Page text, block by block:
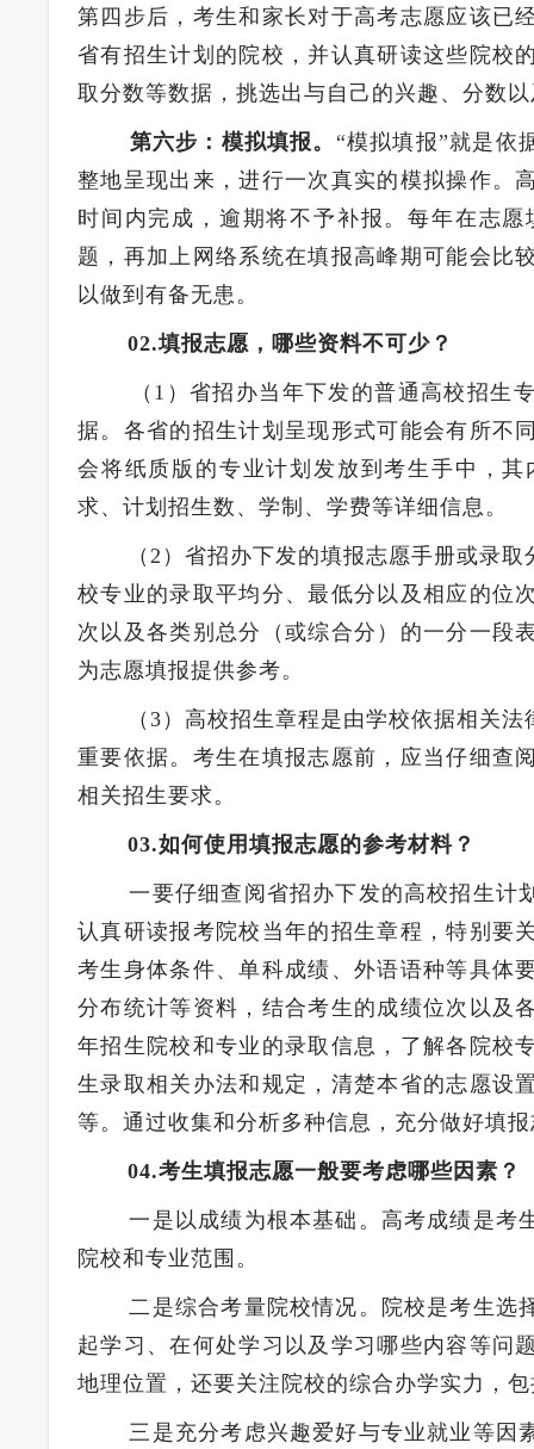
第四步后，考生和家长对于高考志愿应该已
省有招生计划的院校，并认真研读这些院校
取分数等数据，挑选出与自己的兴趣、分数
第六步：模拟填报。 “模拟填报”就是依
整地呈现出来，进行一次真实的模拟操作。
时间内完成，逾期将不予补报。每年在志
题，再加上网络系统在填报高峰期可能会比
以做到有备无患。
02.填报志愿，哪些资料不可少？
（1）省招办当年下发的普通高校招生专
据。各省的招生计划呈现形式可能会有所不
会将纸质版的专业计划发放到考生手中，
求、计划招生数、学制、学费等详细信息。
（2）省招办下发的填报志愿手册或录取
校专业的录取平均分、最低分以及相应的位
次以及各类别总分（或综合分）的一分一段
为志愿填报提供参考。
（3）高校招生章程是由学校依据相关法
重要依据。考生在填报志愿前，应当仔细查
相关招生要求。
03.如何使用填报志愿的参考材料？
一要仔细查阅省招办下发的高校招生计划
认真研读报考院校当年的招生章程，特别要
考生身体条件、单科成绩、外语语种等具体
分布统计等资料，结合考生的成绩位次以及
年招生院校和专业的录取信息，了解各院校
生录取相关办法和规定，清楚本省的志愿设
等。通过收集和分析多种信息，充分做好填
04.考生填报志愿一般要考虑哪些因素？
一是以成绩为根本基础。高考成绩是考生
院校和专业范围。
二是综合考量院校情况。院校是考生选择
起学习、在何处学习以及学习哪些内容等问
地理位置，还要关注院校的综合办学实力，
三是充分考虑兴趣爱好与专业就业等因素